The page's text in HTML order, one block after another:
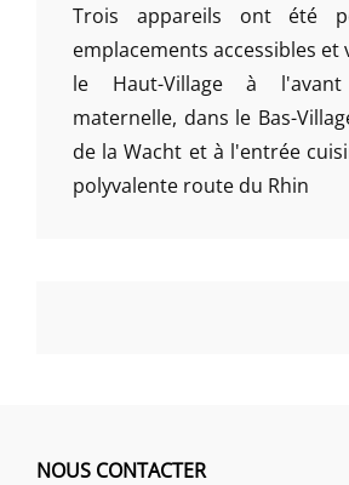
Trois appareils ont été
emplacements accessibles et
le Haut-Village à
maternelle, dans le Bas-
de la Wacht et à l'entrée
polyvalente route du Rhin
NOUS CONTACTER